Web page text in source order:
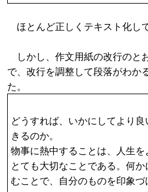
ほとんど正しくテキスト化し
しかし、作文用紙の改行のと
で、改行を調整して段落がわか
た。
どうすれば、いかにしてより
きるのか。
物事に熱中することは、人生
とても大切なことである。何
むことで、自分のものを印象づ